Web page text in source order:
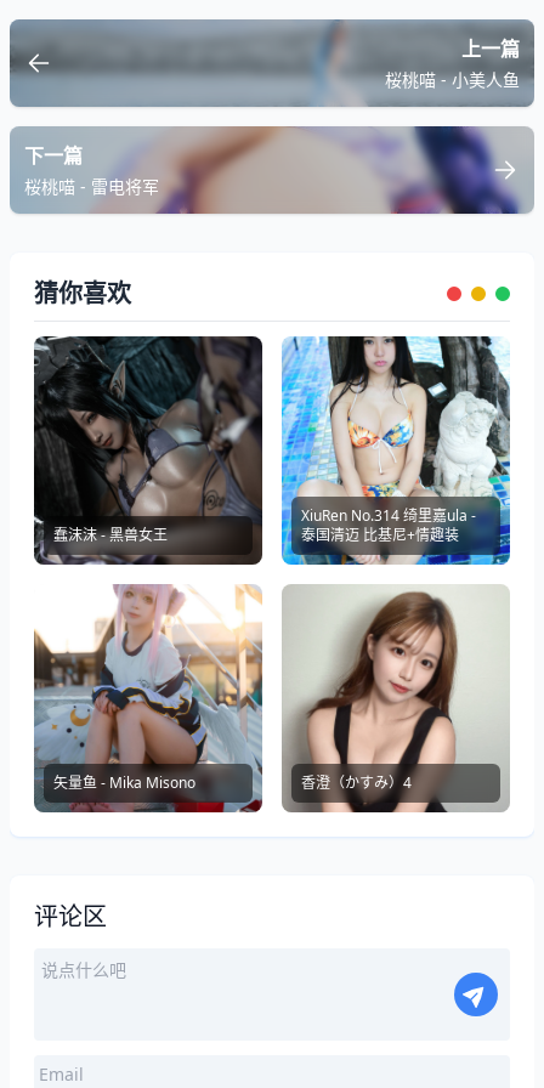
上一篇
桜桃喵 - 小美人鱼
下一篇
桜桃喵 - 雷电将军
猜你喜欢
蠢沫沫 - 黑兽女王
XiuRen No.314 绮里嘉ula -
泰国清迈 比基尼+情趣装
矢量鱼 - Mika Misono 香澄（かすみ）4
评论区